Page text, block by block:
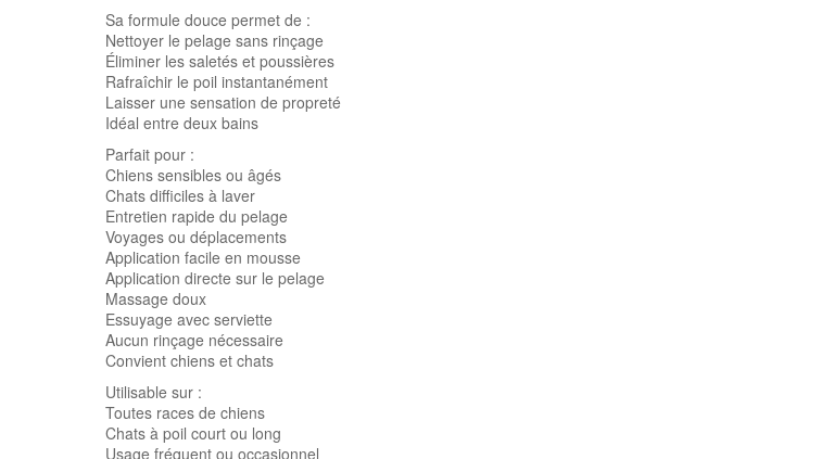
Sa formule douce permet de :
Nettoyer le pelage sans rinçage
Éliminer les saletés et poussières
Rafraîchir le poil instantanément
Laisser une sensation de propreté
Idéal entre deux bains
Parfait pour :
Chiens sensibles ou âgés
Chats difficiles à laver
Entretien rapide du pelage
Voyages ou déplacements
Application facile en mousse
Application directe sur le pelage
Massage doux
Essuyage avec serviette
Aucun rinçage nécessaire
Convient chiens et chats
Utilisable sur :
Toutes races de chiens
Chats à poil court ou long
Usage fréquent ou occasionnel